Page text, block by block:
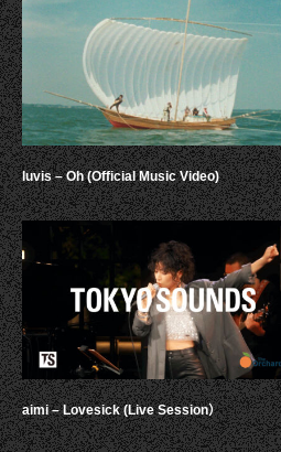
luvis – Oh (Official Music Video)
aimi – Lovesick (Live Session）